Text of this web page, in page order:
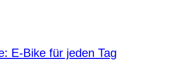
E-Bike für jeden Tag